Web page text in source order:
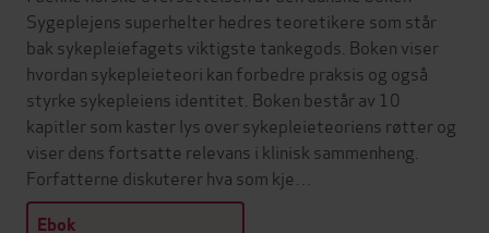
Sygeplejens superhelter hedres teoretikere som står
bak sykepleiefagets viktigste tankegods. Boken viser
hvordan sykepleieteori kan forbedre praksis og også
styrke sykepleiens identitet. Boken består av 10
kapitler som kaster lys over sykepleieteoriens røtter og
viser dens fortsatte relevans i klinisk sammenheng.
Forfatterne diskuterer hva som kje…
Ebok